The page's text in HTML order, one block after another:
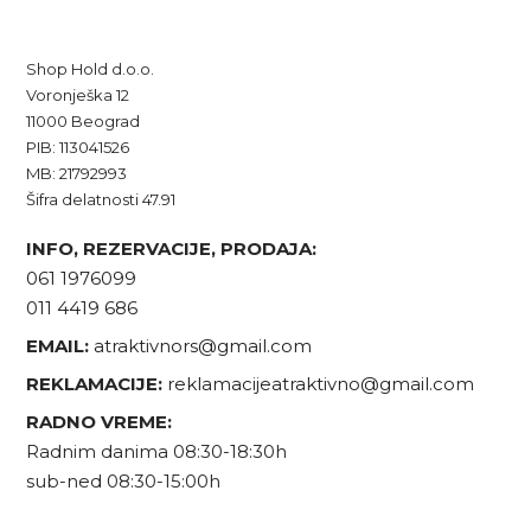
Shop Hold d.o.o.
Voronješka 12
11000 Beograd
PIB: 113041526
MB: 21792993
Šifra delatnosti 47.91
INFO, REZERVACIJE, PRODAJA:
061 1976099
011 4419 686
EMAIL: atraktivnors@gmail.com
REKLAMACIJE: reklamacijeatraktivno@gmail.com
RADNO VREME:
Radnim danima 08:30-18:30h
sub-ned 08:30-15:00h